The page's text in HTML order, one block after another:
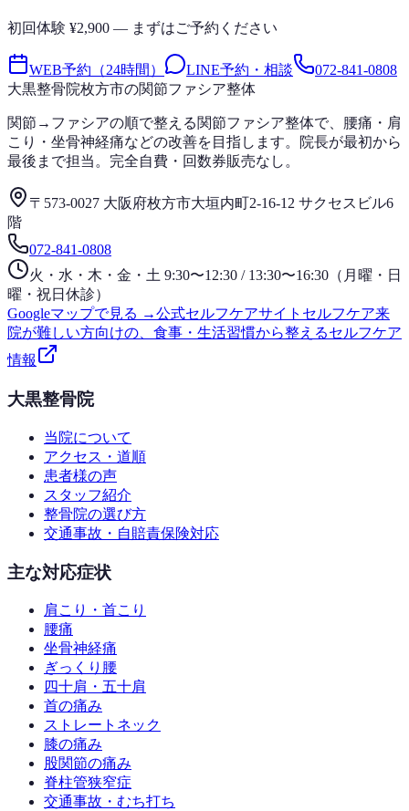
初回体験 ¥2,900 — まずはご予約ください
WEB予約（24時間） LINE予約・相談
072-841-0808
大黒整骨院枚方市の関節ファシア整体
関節→ファシアの順で整える関節ファシア整体で、腰痛・肩
こり・坐骨神経痛などの改善を目指します。院長が最初から
最後まで担当。完全自費・回数券販売なし。
〒573-0027 大阪府枚方市大垣内町2-16-12 サクセスビル6
階
072-841-0808
火・水・木・金・土 9:30〜12:30 / 13:30〜16:30（月曜・日
曜・祝日休診）
Googleマップで見る →公式セルフケアサイト セルフケア来
院が難しい方向けの、食事・生活習慣から整えるセルフケア
情報
大黒整骨院
当院について
アクセス・道順
患者様の声
スタッフ紹介
整骨院の選び方
交通事故・自賠責保険対応
主な対応症状
肩こり・首こり
腰痛
坐骨神経痛
ぎっくり腰
四十肩・五十肩
首の痛み
ストレートネック
膝の痛み
股関節の痛み
脊柱管狭窄症
交通事故・むち打ち